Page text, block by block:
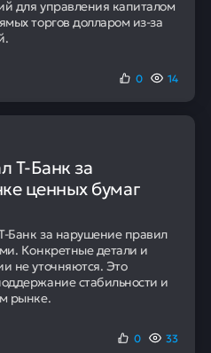
с цифровыми продуктами,
аналитическими
95
Наших клиентов получают
положительное решение в банке
Есть просрочки и МФО.
закрыть долги